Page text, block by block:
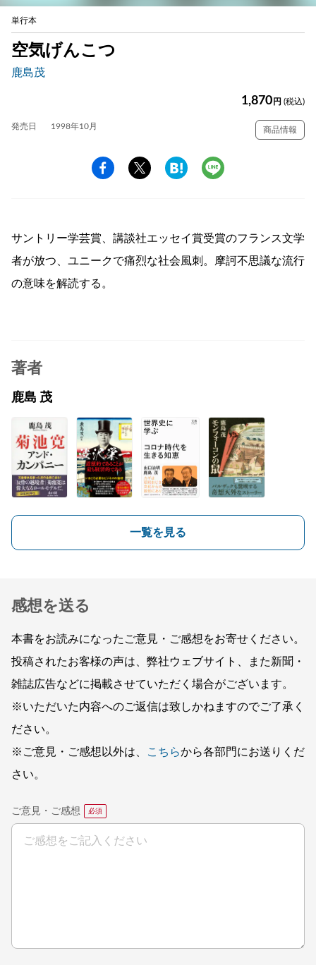
単行本
空気げんこつ
鹿島茂
1,870 円 (税込)
発売日 1998年10月 商品情報
サントリー学芸賞、講談社エッセイ賞受賞のフランス文学
者が放つ、ユニークで痛烈な社会風刺。摩訶不思議な流行
の意味を解読する。
著者
鹿島 茂
一覧を見る
感想を送る
本書をお読みになったご意見・ご感想をお寄せください。
投稿されたお客様の声は、弊社ウェブサイト、また新聞・
雑誌広告などに掲載させていただく場合がございます。
※いただいた内容へのご返信は致しかねますのでご了承く
ださい。
※ご意見・ご感想以外は、
こちらから各部門にお送りくだ
さい。
ご意見・ご感想